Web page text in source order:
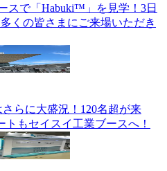
スで「Habuki™」を見学！3日
くの皆さまにご来場いただき
さらに大盛況！120名超が来
もセイスイ工業ブースへ！